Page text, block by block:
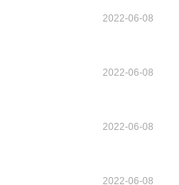
2022-06-08
2022-06-08
2022-06-08
2022-06-08